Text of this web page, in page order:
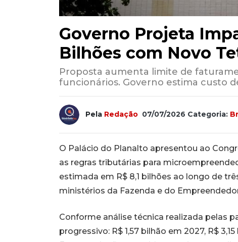
Governo Projeta
Bilhões com Novo
Proposta aumenta limite de
funcionários. Governo estima custo
Pela Redação 07/07/2026 Categoria:
O Palácio do Planalto apresentou ao
as regras tributárias para
estimada em R$ 8,1 bilhões ao longo de
ministérios da Fazenda e do
Conforme análise técnica realizada pelas
progressivo: R$ 1,57 bilhão em 2027, R$